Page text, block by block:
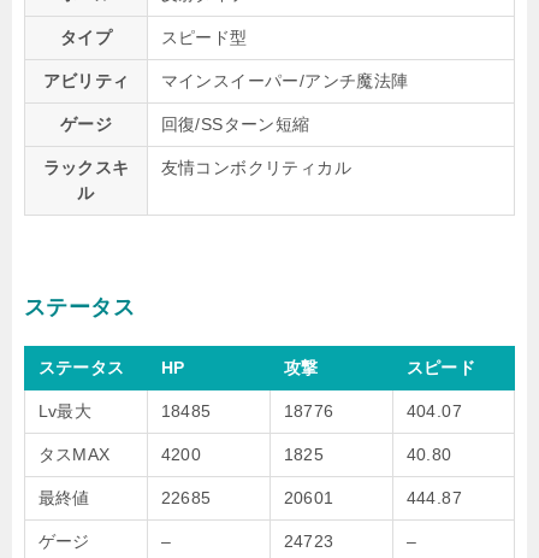
タイプ スピード型
アビリティ マインスイーパー/アンチ魔法陣
ゲージ 回復/SSターン短縮
ラックスキ
ル
友情コンボクリティカル
ステータス
ステータス HP 攻撃 スピード
Lv最大 18485 18776 404.07
タスMAX 4200 1825 40.80
最終値 22685 20601 444.87
ゲージ – 24723 –